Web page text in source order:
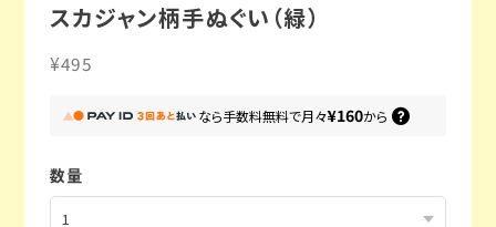
スカジャン柄手ぬぐい（緑）
¥495
なら手数料無料で月々¥160から
数量